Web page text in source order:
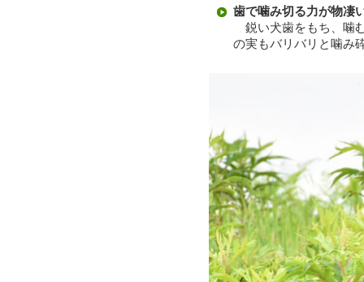
歯で噛み切る力が物凄
鋭い犬歯をもち、噛
の実もバリバリと噛み